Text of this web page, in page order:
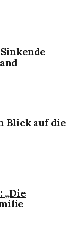
Blick auf die
„Die